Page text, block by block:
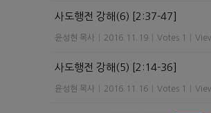
사도행전 강해(6) [2:37-47]
윤성현 목사 2016.11.19 Votes 1
사도행전 강해(5) [2:14-36]
윤성현 목사 2016.11.16 Votes 1